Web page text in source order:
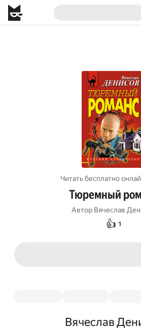
Читать бесплатно
Тюремный
Автор Вячеслав
👍 1
Вячеслав